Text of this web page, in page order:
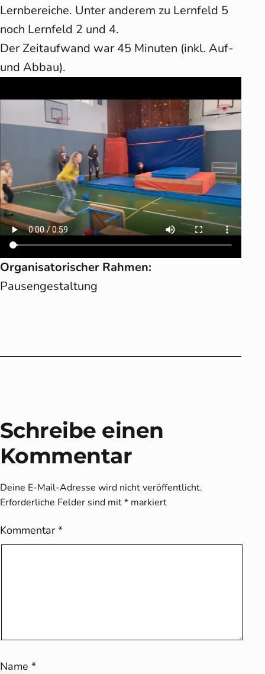
Lernbereiche. Unter anderem zu Lernfeld 5
noch Lernfeld 2 und 4.
Der Zeitaufwand war 45 Minuten (inkl. Auf-
und Abbau).
Organisatorischer Rahmen:
Pausengestaltung
Schreibe einen
Kommentar
Deine E-Mail-Adresse wird nicht veröffentlicht.
Erforderliche Felder sind mit* markiert
Kommentar*
Name *